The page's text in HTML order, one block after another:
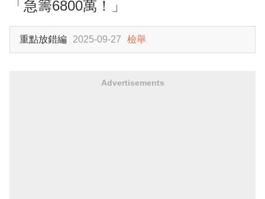
「急籌6800萬！」
重點放錯編 2025-09-27 檢舉
Advertisements